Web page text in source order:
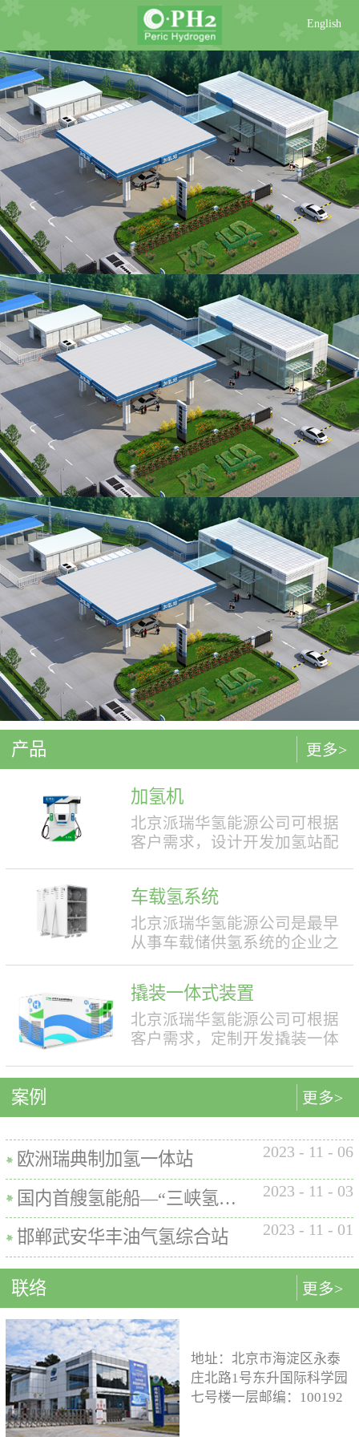
English
产品
加氢机
北京派瑞华氢能源公司可根据
客户需求，设计开发加氢站配
结构设计合理，便于操作，外
形美观，安全性强。具有双面
液晶显示屏，能支持IC卡、移
需求，定制满足中国标准（例
如GB50516, GB/T 43674等）、
欧盟标准（例如IEC 60069, EN
内的使用要求。公司的产品已
在国内、欧盟、日本、塞尔维
数表常规工作压力等级35MPa /
70MPa / 35&70MPa流量范围
0.1~7.2 kg/min计量精度±1%可
选加氢枪TK16或TK17或TK25
加氢枪数量单枪或双枪红外通
讯可选配预冷可选配防爆等级
（参考）II 3 G Ex h ia db mb eb
车载氢系统
北京派瑞华氢能源公司是最早
从事车载储供氢系统的企业之
一，拥有丰富的车载储供氢系
统项目经验，公司具有5000套
年生产能力。公司可根据客户
需求，对不同车型提供合理且
最优的设计方案，并根据安装
求进行定制化的设计，为客户
匹配最佳的设计方案。车载氢
系统设计制造遵循GB/T
26990、GB/T 29126、GB/T
24549等标准。公司车载氢系统
氢系统主要包括加氢模块、储
氢模块、供氢模块以及控制模
块。车载储供氢系统所有管
路、阀门及接头等采用不与高
压氢气介质发生化学反应的材
料。电气元件及线束均具有防
水、阻燃防爆的功能；车载储
供氢系统及其附属零部件均通
过高低温、盐雾、IP防护等级
等相关型式试验，以保证氢系
统的安全性及稳定性；氢系统
支架、加注口等均通过检验验
证；系统具备防过压、防过
撬装一体式装置
北京派瑞华氢能源公司可根据
客户需求，定制开发撬装一体
体可细分为大型撬装装置、小
型撬装装置、制氢加氢一体机
和小型加氢装置，以上装置在
国内、欧盟、日本等地得到应
用。撬装一体式制氢、储氢、
地小，节省空间，维护维修方
便。2. 各模块紧密融合，运行
效率高。3. 节能环保。撬装一
体式装置性能参数表制氢能力
500Nm3以下加氢等级
100~1000kg/d氢气压缩额定工作
压力45MPa/87.5MPa氢气加注额
定工作压力35MPa/70MPa环境
温度-40~+50℃参考标准T/ZSA
235-2024, GB50516, GB 50177,
GB/T 43674, IEC 60069, EN ISO
80079等。
更多>
案例
欧洲瑞典制加氢一体站 2023 - 11 - 06
国内首艘氢能船—“三峡氢舟1”号船载氢系统 2023 - 11 - 03
邯郸武安华丰油气氢综合站 2023 - 11 - 01
更多>
更多>
联络
地址：北京市海淀区永泰
庄北路1号东升国际科学园
七号楼一层邮编：100192